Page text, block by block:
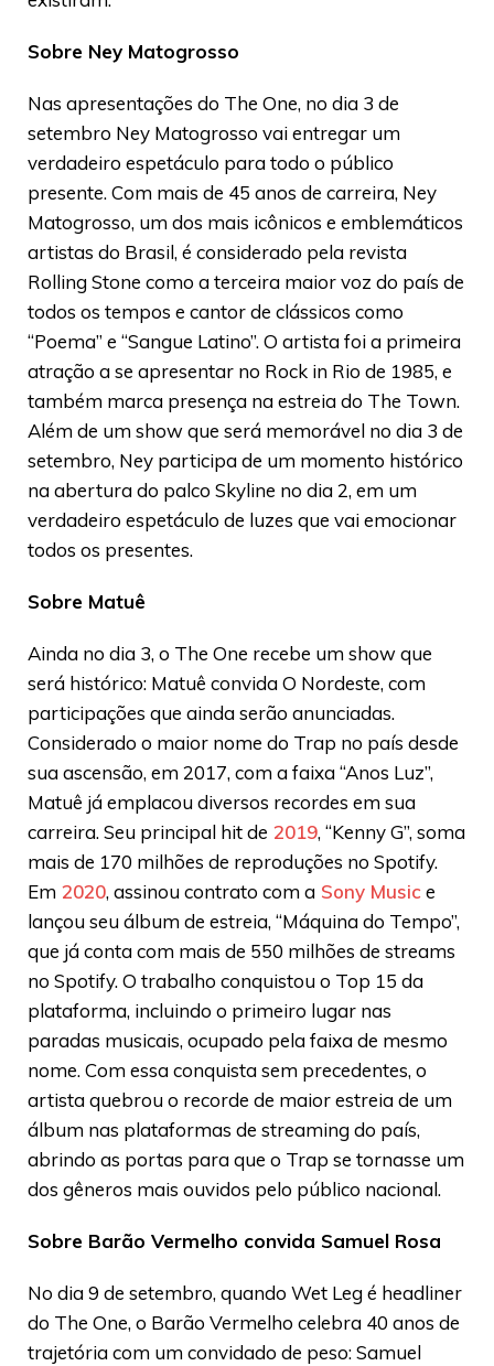
Sobre Ney Matogrosso
Nas apresentações do The One, no dia 3 de
setembro Ney Matogrosso vai entregar um
verdadeiro espetáculo para todo o público
presente. Com mais de 45 anos de carreira, Ney
Matogrosso, um dos mais icônicos e emblemáticos
artistas do Brasil, é considerado pela revista
Rolling Stone como a terceira maior voz do país de
todos os tempos e cantor de clássicos como
“Poema” e “Sangue Latino”. O artista foi a primeira
atração a se apresentar no Rock in Rio de 1985, e
também marca presença na estreia do The Town.
Além de um show que será memorável no dia 3 de
setembro, Ney participa de um momento histórico
na abertura do palco Skyline no dia 2, em um
verdadeiro espetáculo de luzes que vai emocionar
todos os presentes.
Sobre Matuê
Ainda no dia 3, o The One recebe um show que
será histórico: Matuê convida O Nordeste, com
participações que ainda serão anunciadas.
Considerado o maior nome do Trap no país desde
sua ascensão, em 2017, com a faixa “Anos Luz”,
Matuê já emplacou diversos recordes em sua
carreira. Seu principal hit de 2019, “Kenny G”, soma
mais de 170 milhões de reproduções no Spotify.
Em 2020, assinou contrato com a Sony Musice
lançou seu álbum de estreia, “Máquina do Tempo”,
que já conta com mais de 550 milhões de streams
no Spotify. O trabalho conquistou o Top 15 da
plataforma, incluindo o primeiro lugar nas
paradas musicais, ocupado pela faixa de mesmo
nome. Com essa conquista sem precedentes, o
artista quebrou o recorde de maior estreia de um
álbum nas plataformas de streaming do país,
abrindo as portas para que o Trap se tornasse um
dos gêneros mais ouvidos pelo público nacional.
Sobre Barão Vermelho convida Samuel Rosa
No dia 9 de setembro, quando Wet Leg é headliner
do The One, o Barão Vermelho celebra 40 anos de
trajetória com um convidado de peso: Samuel